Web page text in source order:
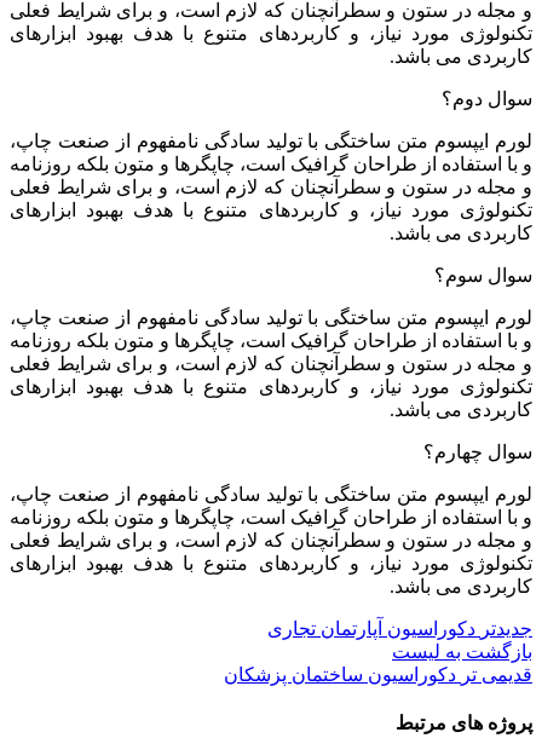
و مجله در ستون و سطرآنچنان که لازم است، و برای شرایط فعلی
تکنولوژی مورد نیاز، و کاربردهای متنوع با هدف بهبود ابزارهای
کاربردی می باشد.
سوال دوم؟
لورم ایپسوم متن ساختگی با تولید سادگی نامفهوم از صنعت چاپ،
و با استفاده از طراحان گرافیک است، چاپگرها و متون بلکه روزنامه
و مجله در ستون و سطرآنچنان که لازم است، و برای شرایط فعلی
تکنولوژی مورد نیاز، و کاربردهای متنوع با هدف بهبود ابزارهای
کاربردی می باشد.
سوال سوم؟
لورم ایپسوم متن ساختگی با تولید سادگی نامفهوم از صنعت چاپ،
و با استفاده از طراحان گرافیک است، چاپگرها و متون بلکه روزنامه
و مجله در ستون و سطرآنچنان که لازم است، و برای شرایط فعلی
تکنولوژی مورد نیاز، و کاربردهای متنوع با هدف بهبود ابزارهای
کاربردی می باشد.
سوال چهارم؟
لورم ایپسوم متن ساختگی با تولید سادگی نامفهوم از صنعت چاپ،
و با استفاده از طراحان گرافیک است، چاپگرها و متون بلکه روزنامه
و مجله در ستون و سطرآنچنان که لازم است، و برای شرایط فعلی
تکنولوژی مورد نیاز، و کاربردهای متنوع با هدف بهبود ابزارهای
کاربردی می باشد.
جدیدتر دکوراسیون آپارتمان تجاری
بازگشت به لیست
قدیمی تر دکوراسیون ساختمان پزشکان
پروژه های مرتبط